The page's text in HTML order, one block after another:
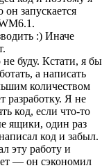
запускается
:) Иначе
не буду. Кстати, я бы
а написать
количеством
разработку. Я не
код, если что-то
ящики, один раз
код и забыл.
эту работу и
— он сэкономил